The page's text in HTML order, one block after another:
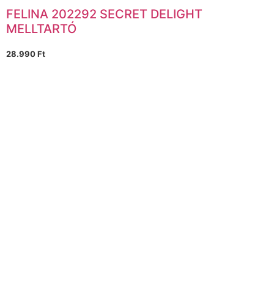
FELINA 202292 SECRET DELIGHT
MELLTARTÓ
28.990Ft